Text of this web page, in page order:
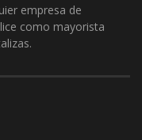
empresa de
como mayorista